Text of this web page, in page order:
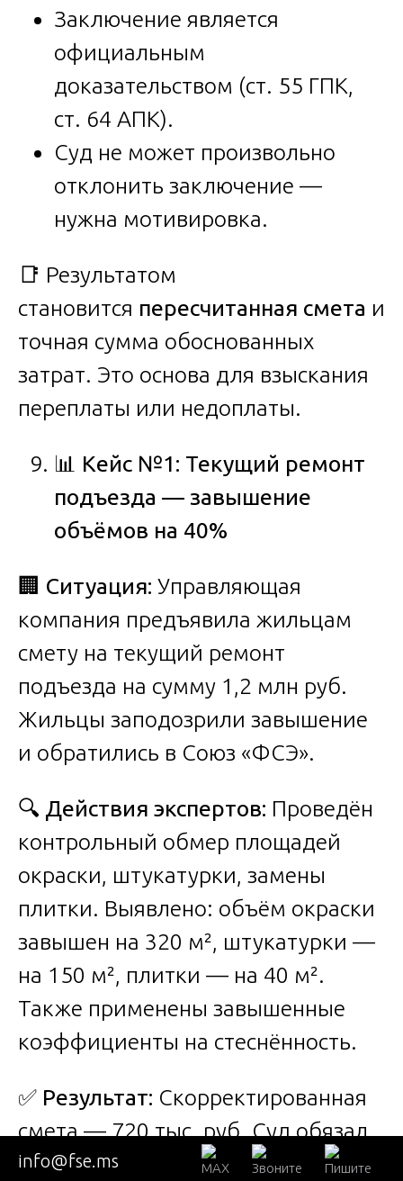
Заключение является
официальным
доказательством (ст. 55 ГПК,
ст. 64 АПК).
Суд не может произвольно
отклонить заключение —
нужна мотивировка.
📑 Результатом
становится пересчитанная смета и
точная сумма обоснованных
затрат. Это основа для взыскания
переплаты или недоплаты.
📊 Кейс №1: Текущий ремонт
подъезда — завышение
объёмов на 40%
🏢 Ситуация: Управляющая
компания предъявила жильцам
смету на текущий ремонт
подъезда на сумму 1,2 млн руб.
Жильцы заподозрили завышение
и обратились в Союз «ФСЭ».
🔍 Действия экспертов: Проведён
контрольный обмер площадей
окраски, штукатурки, замены
плитки. Выявлено: объём окраски
завышен на 320 м², штукатурки —
на 150 м², плитки — на 40 м².
Также применены завышенные
коэффициенты на стеснённость.
✅ Результат: Скорректированная
смета — 720 тыс. руб. Суд обязал
УК вернуть переплату в фонд
info@fse.ms